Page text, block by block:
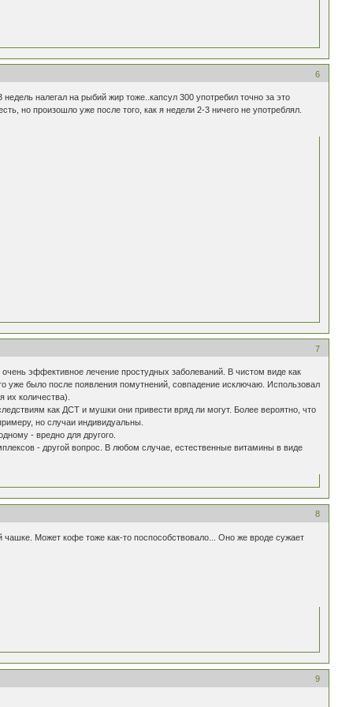
6
налегал на рыбий жир тоже..капсул 300 употребил точно за это
но произошло уже после того, как я недели 2-3 ничего не употреблял.
7
эффективное лечение простудных заболеваний. В чистом виде как
уже было после появления помутнений, совпадение исключаю. Использовал
их количества).
как ДСТ и мушки они привести вряд ли могут. Более вероятно, что
но случаи индивидуальны.
- вредно для другого.
- другой вопрос. В любом случае, естественные витамины в виде
8
Может кофе тоже как-то поспособствовало... Оно же вроде сужает
9